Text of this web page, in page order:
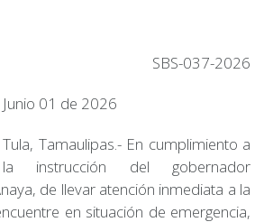
SBS-037-2026
Junio 01 de 2026
Tula, Tamaulipas.- En cumplimiento a
la instrucción del gobernador
de llevar atención inmediata a la
en situación de emergencia,